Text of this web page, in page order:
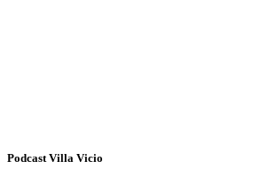
Podcast Villa Vicio